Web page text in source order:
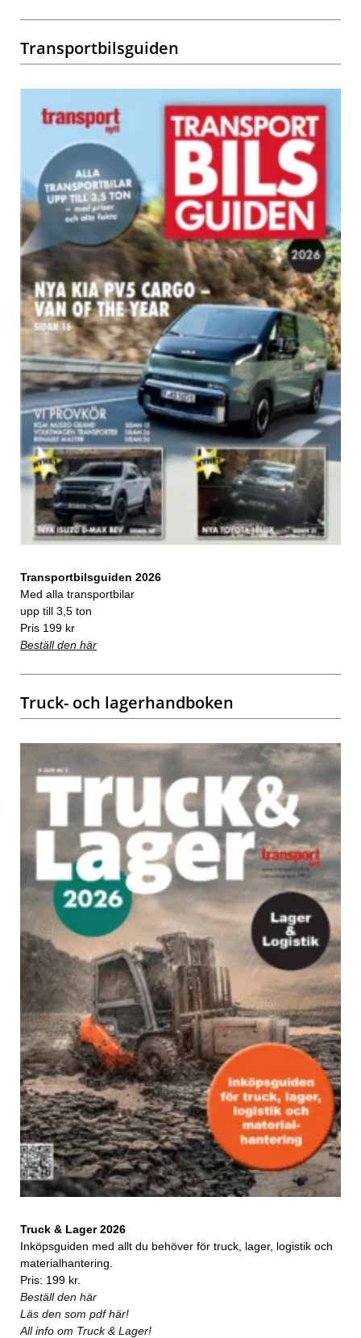
Transportbilsguiden
Transportbilsguiden 2026
Med alla transportbilar
upp till 3,5 ton
Pris 199 kr
Beställ den här
Truck- och lagerhandboken
Truck & Lager 2026
Inköpsguiden med allt du behöver för truck, lager, logistik och
materialhantering.
Pris: 199 kr.
Beställ den här
Läs den som pdf här!
All info om Truck & Lager!